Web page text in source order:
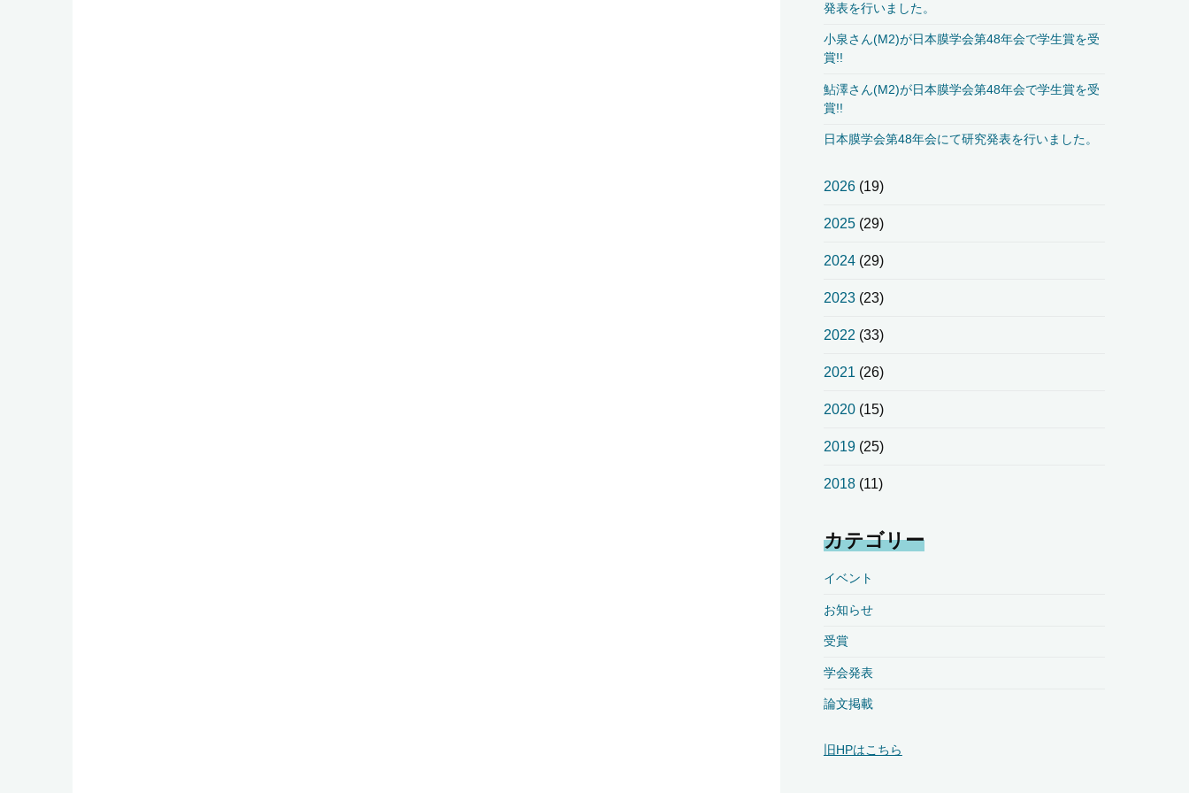
発表を行いました。
小泉さん(M2)が日本膜学会第48年会で学生賞を受
賞!!
鮎澤さん(M2)が日本膜学会第48年会で学生賞を受
賞!!
日本膜学会第48年会にて研究発表を行いました。
2026(19)
2025(29)
2024(29)
2023(23)
2022 (33)
2021 (26)
2020(15)
2019(25)
2018(11)
カテゴリー
イベント
お知らせ
受賞
学会発表
論文掲載
旧HPはこちら